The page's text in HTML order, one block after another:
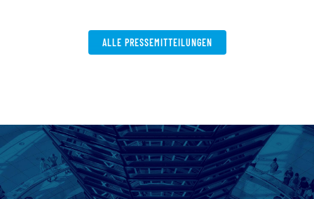
ALLE PRESSEMITTEILUNGEN